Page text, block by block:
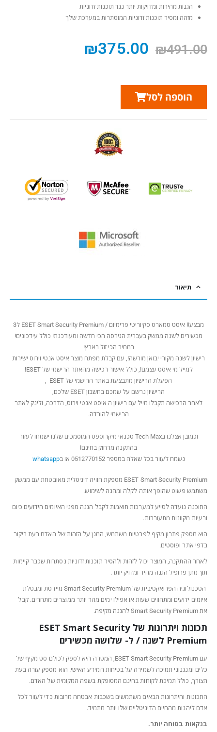
הגנות מהירות ומדויקות יותר נגד תוכנות זדוניות
מזהה ומסיר תוכנות זדוניות המוסתרות במערכת שלך
₪491.00
₪375.00
הוספה לסל
תיאור
מבצע!! איסט סמארט סקיוריטי פרימיום / ESET Smart Security Premium ל3
מכשירים לשנה ממשק בעברית הגירסה הכי חדשה ומעודכנת! כולל עידכונים!
במחיר הכי זול בארץ!
רישיון לשנה מקורי יבואן מורשה!, עם קבלת מפתח מוצר איסט אנטי וירוס ישירות
למייל מי איסט עצמם!, כולל אישור רכישה מהאתר הרישמי של ESET!
הפעלת הרישיון מתבצעת באתר הרישמי של ESET ,
הרישיון נרשם על שמכם בחשבון ESET שלכם,
לאחר הרכישה תקבלו מייל עם רישיון ה איסט אנטי וירוס, הדרכה, ולינק לאתר
הרישמי להורדה.
וכמובן אצלנו בTech Max טכנאי מיקרוספט המוסמכים שלנו ישמחו לעזור
בהתקנה מרחוק בחינם!
נשמח לעזור בכל שאלה במספר 0512770152 או ב
whatsapp
ESET Smart Security Premium מספקת חוויה דיגיטלית מאובטחת עם ממשק
משתמש פשוט שהופך אותה לקלה ומהנה לשימוש.
התוכנה נועדה לסייע למערכות תואמות לקבל הגנה מפני האיומים הידועים כיום
ובעיות מקוונות מתעוררות.
הוא מספק פתרון מקיף לפרטיות משתמש, המגן על הזהות של האדם בעת ביקור
בדפי אתר ופוסטים.
לאחר ההתקנה, המוצר יכול לזהות ולהסיר תוכנות זדוניות נסתרות שכבר קיימות
תוך מתן פרופיל הגנה מהיר ומדויק יותר.
הטכנולוגיה הפרואקטיבית של Smart Security Premium
מיירטת ומבטלת
איומים ידועים ומתהווים שעות או אפילו ימים מהר יותר ממוצרים מתחרים. קבל
את Smart Security Premium להגנה מקיפה.
תכונות ויתרונות של ESET Smart Security
Premium לשנה / ל- שלושה מכשירים
עם ESET Smart Security Premium, המטרה היא לספק לכולם סט מקיף של
כלים ומנגנוני תמיכה לשמירה על בטיחות המידע האישי. הוא מספק עזרה בעת
הצורך, כולל תמיכת לקוחות בחינם המסופקת בשפה המקומית של האדם.
התכונות והיתרונות הבאים משתמשים בשכבות אבטחה מרובות כדי לעזור לכל
אדם ליהנות מהחיים הדיגיטליים שלו יותר מתמיד.
בנקאות בטוחה יותר.